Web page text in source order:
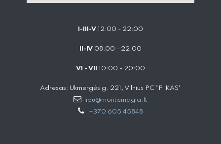
I-III-V 12:00 - 22:00
II-IV 08:00 - 22:00
VI - VII 10:00 - 20:00
Adresas: Ukmergės g. 221, Vilnius PC "PIKAS"
lipu@montismagia.lt
+370 605 45848